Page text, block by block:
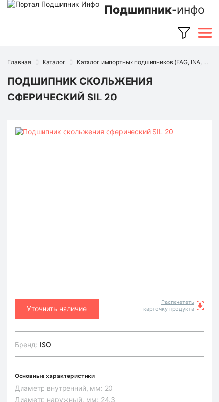
Подшипник-инфо
Главная Каталог Каталог импортных подшипников (FAG, INA, SKF, NSK, Timken и др.)
ПОДШИПНИК СКОЛЬЖЕНИЯ
СФЕРИЧЕСКИЙ SIL 20
Уточнить наличие
Распечатать
карточку продукта
Бренд: ISO
Основные характеристики
Диаметр внутренний, мм: 20
Диаметр наружный, мм: 24.3